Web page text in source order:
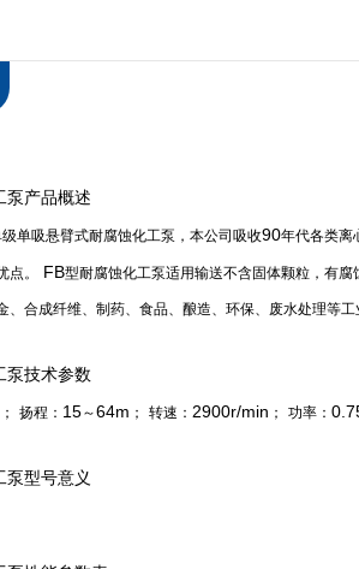
泵产品概述
单吸悬臂式耐腐蚀化工泵，本公司吸收90年代各类离
。 FB型耐腐蚀化工泵适用输送不含固体颗粒，有
、合成纤维、制药、食品、酿造、环保、废水处理等
泵技术参数
； 扬程： 15～64m ； 转速： 2900r/min ； 功率：
泵型号意义